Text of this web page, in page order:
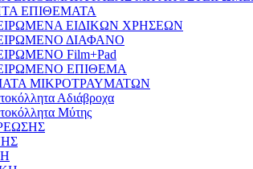
ΕΠΙΘΕΜΑΤΑ
ΕΙΔΙΚΩΝ ΧΡΗΣΕΩΝ
ΔΙΑΦΑΝΟ
Film+Pad
ΕΠΙΘΕΜΑ
ΜΙΚΡΟΤΡΑΥΜΑΤΩΝ
Αδιάβροχα
Μύτης